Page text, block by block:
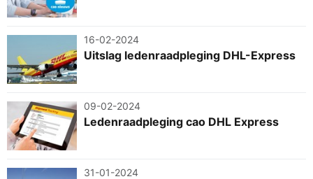
16-02-2024
Uitslag ledenraadpleging DHL-Express
09-02-2024
Ledenraadpleging cao DHL Express
31-01-2024